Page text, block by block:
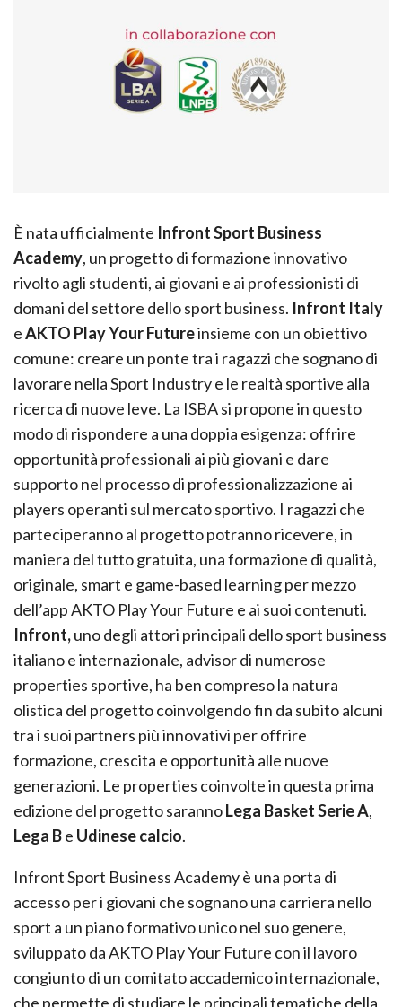
È nata ufficialmente Infront Sport Business
Academy, un progetto di formazione innovativo
rivolto agli studenti, ai giovani e ai professionisti di
domani del settore dello sport business. Infront Italy
eAKTO Play Your Futureinsieme con un obiettivo
comune: creare un ponte tra i ragazzi che sognano di
lavorare nella Sport Industry e le realtà sportive alla
ricerca di nuove leve. La ISBA si propone in questo
modo di rispondere a una doppia esigenza: offrire
opportunità professionali ai più giovani e dare
supporto nel processo di professionalizzazione ai
players operanti sul mercato sportivo. I ragazzi che
parteciperanno al progetto potranno ricevere, in
maniera del tutto gratuita, una formazione di qualità,
originale, smart e game-based learning per mezzo
dell’app AKTO Play Your Future e ai suoi contenuti.
Infront,uno degli attori principali dello sport business
italiano e internazionale, advisor di numerose
properties sportive, ha ben compreso la natura
olistica del progetto coinvolgendo fin da subito alcuni
tra i suoi partners più innovativi per offrire
formazione, crescita e opportunità alle nuove
generazioni. Le properties coinvolte in questa prima
edizione del progetto sarannoLega Basket Serie A,
Lega Be Udinese calcio.
Infront Sport Business Academy è una porta di
accesso per i giovani che sognano una carriera nello
sport a un piano formativo unico nel suo genere,
sviluppato da AKTO Play Your Future con il lavoro
congiunto di un comitato accademico internazionale,
che permette di studiare le principali tematiche della